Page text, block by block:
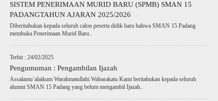
SISTEM PENERIMAAN MURID BARU (SPMB) SMAN 15
PADANGTAHUN AJARAN 2025/2026
Diberitahukan kepada seluruh calon peserta didik baru bahwa SMAN 15 Padang
membuka Penerimaan Murid Baru..
Terbit : 24/02/2025
Pengumuman : Pengambilan Ijazah
Assalamu’alaikum Warahmatullahi Wabarakatu Kami beritahukan kepada seluruh
alumni SMAN 15 Padang yang belum mengambil Ijazah..